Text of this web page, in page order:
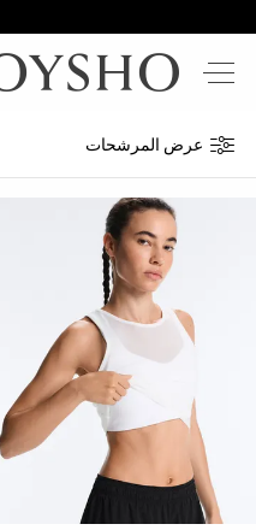
حديثًا
shorts
المشاهدة
حسب
المشاهدة
حسب
النشاط
المشاهدة
عرض المرشحات